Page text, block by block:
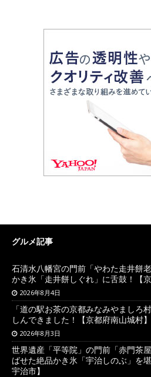
グルメ記事
石清水八幡宮の門前「やわた走井餅
かき氷「走井餅しぐれ」に舌鼓！【京
2026年8月4日
「道の駅お茶の京都みなみやましろ
しんできました！【京都府南山城村】
2026年8月3日
世界遺産「平等院」の門前「赤門茶
ばせた絶品かき氷「宇治しのぶ」を
宇治市】